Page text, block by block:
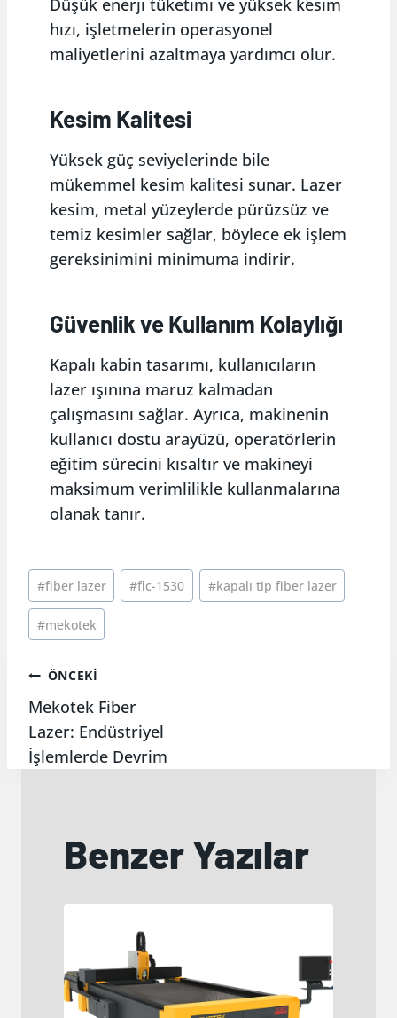
Düşük enerji tüketimi ve yüksek kesim
hızı, işletmelerin operasyonel
maliyetlerini azaltmaya yardımcı olur.
Kesim Kalitesi
Yüksek güç seviyelerinde bile
mükemmel kesim kalitesi sunar. Lazer
kesim, metal yüzeylerde pürüzsüz ve
temiz kesimler sağlar, böylece ek işlem
gereksinimini minimuma indirir.
Güvenlik ve Kullanım Kolaylığı
Kapalı kabin tasarımı, kullanıcıların
lazer ışınına maruz kalmadan
çalışmasını sağlar. Ayrıca, makinenin
kullanıcı dostu arayüzü, operatörlerin
eğitim sürecini kısaltır ve makineyi
maksimum verimlilikle kullanmalarına
olanak tanır.
Post
Tags:
#fiber lazer #flc-1530 #kapalı tip fiber lazer
#mekotek
Yazı
gezinmesi
ÖNCEKI
Mekotek Fiber
Lazer: Endüstriyel
İşlemlerde Devrim
Benzer Yazılar